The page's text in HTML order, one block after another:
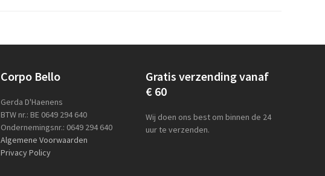
Corpo Bello
Gerda D'Haenens
BTW nr.: BE 0649 294 640
Ondernemingsnr.: 0649 294 640
Algemene Voorwaarden
Privacy Policy
Gratis verzending vanaf
€ 60
Wij doen ons best om binnen de 24
uur te verzenden.